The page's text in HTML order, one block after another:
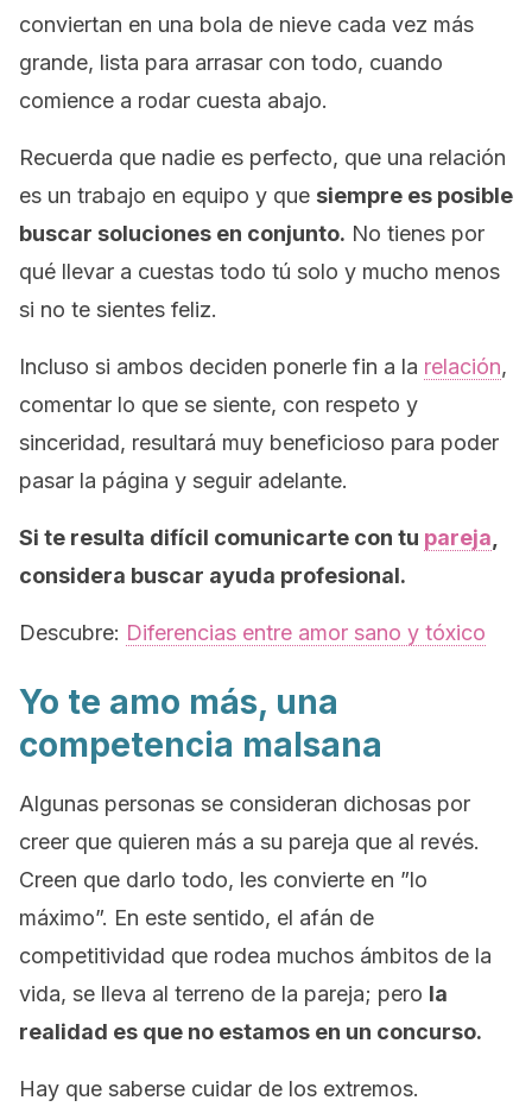
conviertan en una bola de nieve cada vez más
grande, lista para arrasar con todo, cuando
comience a rodar cuesta abajo.
Recuerda que nadie es perfecto, que una relación
es un trabajo en equipo y que siempre es posible
buscar soluciones en conjunto. No tienes por
qué llevar a cuestas todo tú solo y mucho menos
si no te sientes feliz.
Incluso si ambos deciden ponerle fin a la relación,
comentar lo que se siente, con respeto y
sinceridad, resultará muy beneficioso para poder
pasar la página y seguir adelante.
Si te resulta difícil comunicarte con tu pareja
considera buscar ayuda profesional.
Descubre: Diferencias entre amor sano y tóxico
Yo te amo más, una
competencia malsana
Algunas personas se consideran dichosas por
creer que quieren más a su pareja que al revés.
Creen que darlo todo, les convierte en ”lo
máximo”. En este sentido, el afán de
competitividad que rodea muchos ámbitos de la
vida, se lleva al terreno de la pareja; pero la
realidad es que no estamos en un concurso.
Hay que saberse cuidar de los extremos.